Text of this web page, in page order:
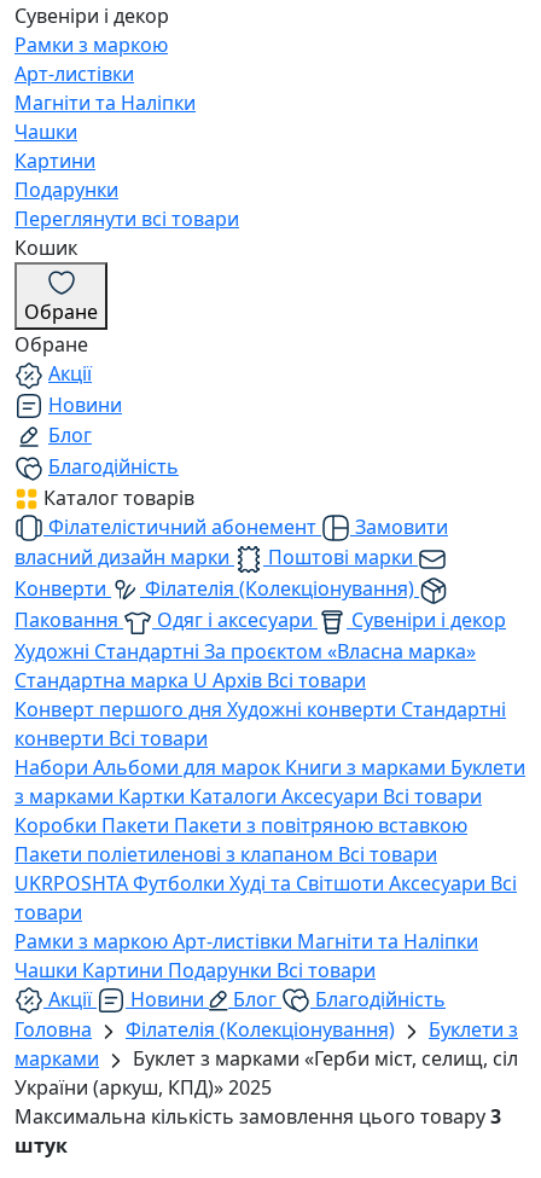
Сувеніри і декор
Рамки з маркою
Арт-листівки
Магніти та Наліпки
Чашки
Картини
Подарунки
Переглянути всі товари
Кошик
Обране
Обране
Акції
Новини
Блог
Благодійність
Каталог товарів
Філателістичний абонемент
Замовити
власний дизайн марки
Поштові марки
Конверти
Філателія (Колекціонування)
Паковання
Одяг і аксесуари
Сувеніри і декор
Художні Стандартні За проєктом «Власна марка»
Стандартна марка U Архів Всі товари
Конверт першого дня Художні конверти Стандартні
конверти Всі товари
Набори Альбоми для марок Книги з марками Буклети
з марками Картки Каталоги Аксесуари Всі товари
Коробки Пакети Пакети з повітряною вставкою
Пакети поліетиленові з клапаном Всі товари
UKRPOSHTAФутболки Худі та Світшоти Аксесуари Всі
товари
Рамки з маркоюАрт-листівки Магніти та Наліпки
Чашки Картини Подарунки Всі товари
Акції
Новини Блог
Благодійність
Головна
Філателія (Колекціонування)
Буклети з
марками
Буклет з марками «Герби міст, селищ, сіл
України (аркуш, КПД)» 2025
Максимальна кількість замовлення цього товару3
штук